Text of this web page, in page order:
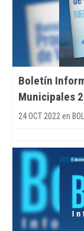
Boletín
Municipales
24 OCT 2022 en